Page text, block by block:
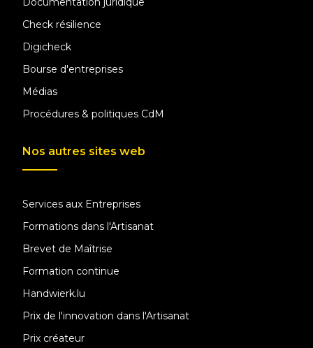
Check résilience
Digicheck
Bourse d'entreprises
Médias
Procédures & politiques CdM
Nos autres sites web
Services aux Entreprises
Formations dans l'Artisanat
Brevet de Maîtrise
Formation continue
Handwierk.lu
Prix de l'innovation dans l'Artisanat
Prix créateur